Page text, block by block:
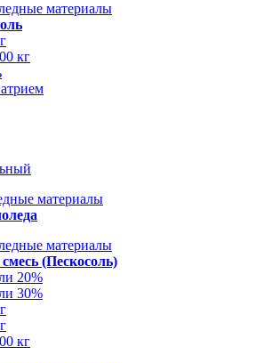
материалы
кг
материалы
материалы
(Пескосоль)
20%
30%
кг